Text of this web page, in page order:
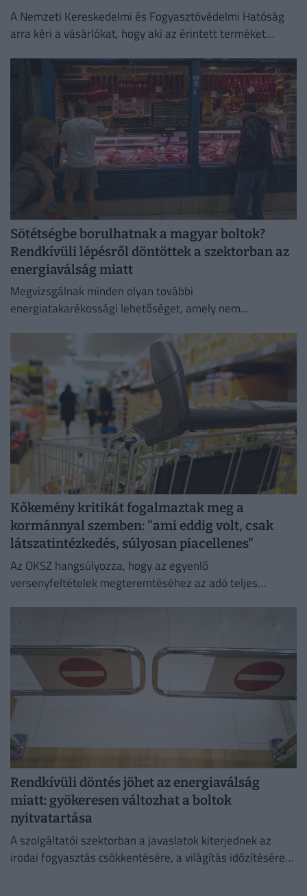
A Nemzeti Kereskedelmi és Fogyasztóvédelmi Hatóság
arra kéri a vásárlókat, hogy aki az érintett terméket
Sötétségbe borulhatnak a magyar boltok?
Rendkívüli lépésről döntöttek a szektorban az
energiaválság miatt
Megvizsgálnak minden olyan további
energiatakarékossági lehetőséget, amely nem
zökkenőmentes kiszolgálását.
Kőkemény kritikát fogalmaztak meg a
kormánnyal szemben: "ami eddig volt, csak
látszatintézkedés, súlyosan piacellenes"
Az OKSZ hangsúlyozza, hogy az egyenlő
versenyfeltételek megteremtéséhez az adó teljes
Rendkívüli döntés jöhet az energiaválság
miatt: gyökeresen változhat a boltok
nyitvatartása
A szolgáltatói szektorban a javaslatok kiterjednek az
irodai fogyasztás csökkentésére, a világítás időzítésére